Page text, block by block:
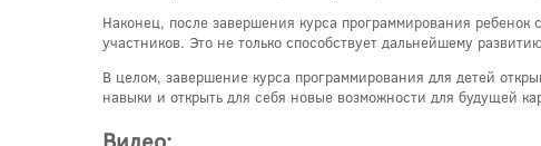
Наконец, после завершения курса программирования ребенок
участников. Это не только способствует дальнейшему
В целом, завершение курса программирования для детей
навыки и открыть для себя новые возможности для будущей
Видео: